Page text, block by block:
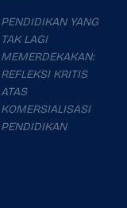
PENDIDIKAN YANG
TAK LAGI
MEMERDEKAKAN:
REFLEKSI KRITIS
ATAS
KOMERSIALISASI
PENDIDIKAN